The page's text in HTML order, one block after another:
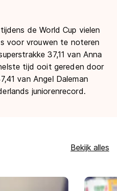
de World Cup vielen
voor vrouwen te noteren
37,11 van Anna
tijd ooit gereden door
van Angel Daleman
juniorenrecord.
Bekijk alles